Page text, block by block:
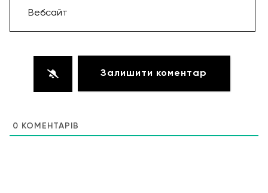
Вебсайт
0 КОМЕНТАРІВ